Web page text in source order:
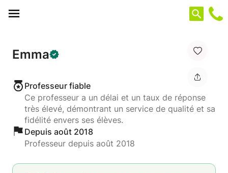
Emma
Professeur fiable
Ce professeur a un délai et un taux de réponse
très élevé, démontrant un service de qualité et sa
fidélité envers ses élèves.
Depuis août 2018
Professeur depuis août 2018